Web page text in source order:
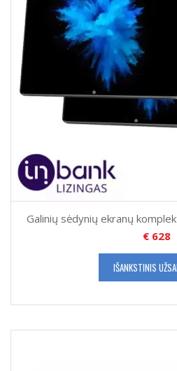
Galinių sėdynių ekranų
€ 628
IŠANKSTINIS